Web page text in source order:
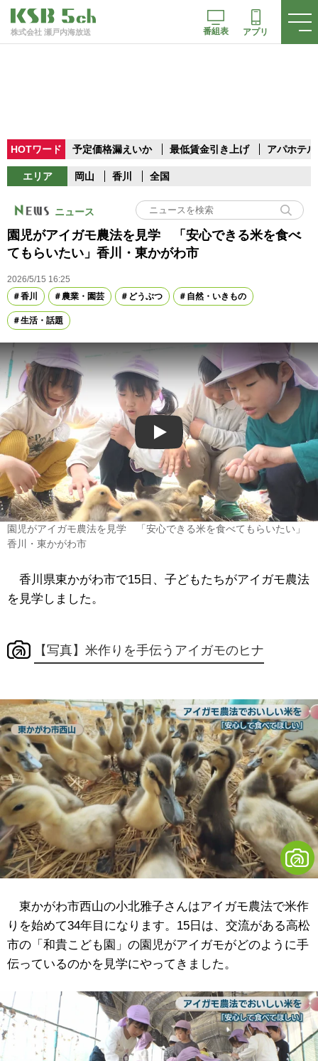
株式会社 瀬戸内海放送 番組表 アプリ
HOTワード 予定価格漏えいか 最低賃金引き上げ アパホテル
エリア 岡山 香川 全国
ニュース
園児がアイガモ農法を見学 「安心できる米を食べ
てもらいたい」香川・東かがわ市
2026/5/15 16:25
香川
農業・園芸 どうぶつ 自然・いきもの
生活・話題
Play
園児がアイガモ農法を見学 「安心できる米を食べてもらいたい」
香川・東かがわ市
香川県東かがわ市で15日、子どもたちがアイガモ農法
を見学しました。
【写真】米作りを手伝うアイガモのヒナ
東かがわ市西山の小北雅子さんはアイガモ農法で米作
りを始めて34年目になります。15日は、交流がある高松
市の「和貴こども園」の園児がアイガモがどのように手
伝っているのかを見学にやってきました。